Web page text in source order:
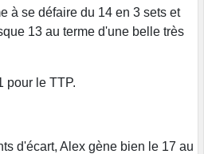
à se défaire du 14 en 3 sets et
13 au terme d'une belle très
pour le TTP.
d'écart, Alex gène bien le 17 au